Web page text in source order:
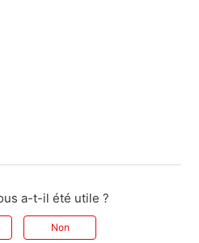
a-t-il été utile ?
Non